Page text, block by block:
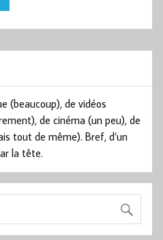
(beaucoup), de vidéos
de cinéma (un peu), de
tout de même). Bref, d’un
la tête.